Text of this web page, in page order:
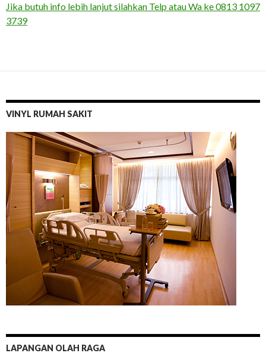
Jika butuh info lebih lanjut silahkan Telp atau Wa ke 0813 1097
3739
VINYL RUMAH SAKIT
LAPANGAN OLAH RAGA